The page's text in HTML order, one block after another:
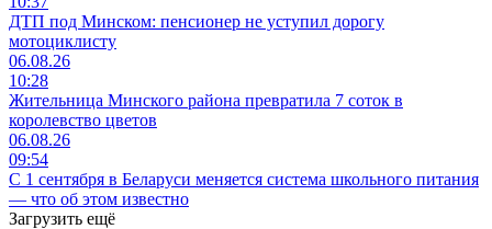
ДТП под Минском: пенсионер не уступил дорогу
мотоциклисту
06.08.26
10:28
Жительница Минского района превратила 7 соток в
королевство цветов
06.08.26
09:54
С 1 сентября в Беларуси меняется система школьного питания
— что об этом известно
Загрузить ещё